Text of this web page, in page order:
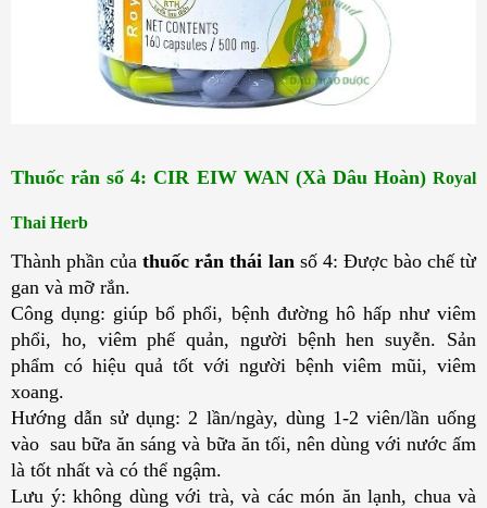
Thuốc rắn số 4: CIR EIW WAN (Xà Dâu Hoàn) Royal
Thai Herb
Thành phần củathuốc rắn thái lan số 4: Được bào chế từ
gan và mỡ rắn.
Công dụng: giúp bổ phổi, bệnh đường hô hấp như viêm
phổi, ho, viêm phế quản, người bệnh hen suyễn. Sản
phẩm có hiệu quả tốt với người bệnh viêm mũi, viêm
xoang.
Hướng dẫn sử dụng: 2 lần/ngày, dùng 1-2 viên/lần uống
vào sau bữa ăn sáng và bữa ăn tối, nên dùng với nước ấm
là tốt nhất và có thể ngậm.
Lưu ý: không dùng với trà, và các món ăn lạnh, chua và